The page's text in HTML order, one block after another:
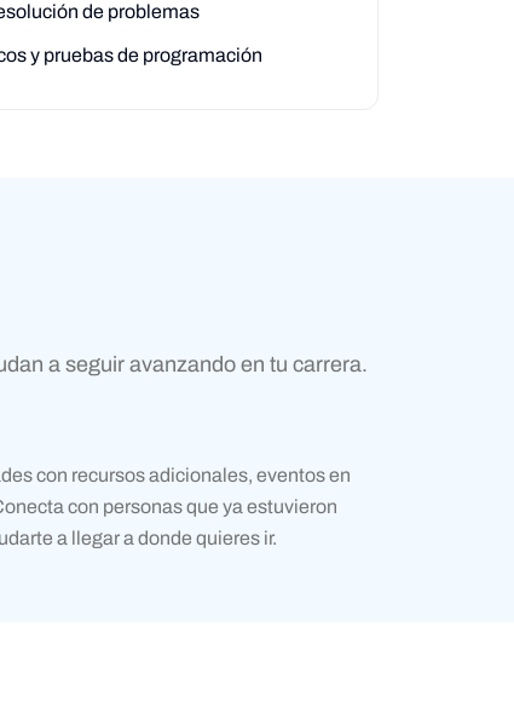
de problemas
y pruebas de programación
a seguir avanzando en tu carrera.
con recursos adicionales, eventos en
con personas que ya estuvieron
a llegar a donde quieres ir.